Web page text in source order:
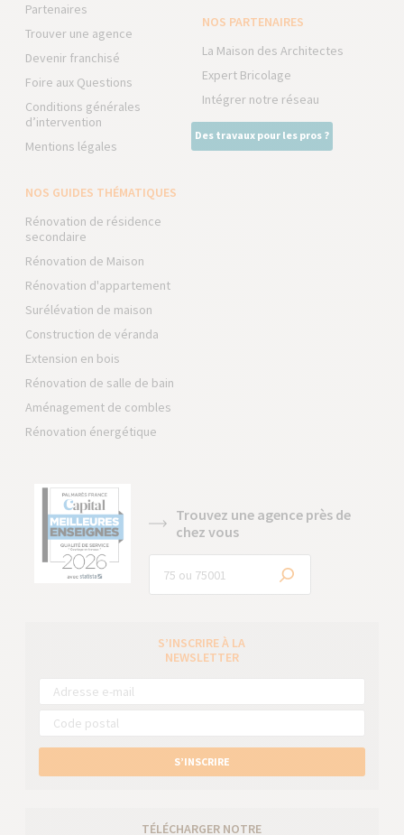
Partenaires
Trouver une agence
Devenir franchisé
Foire aux Questions
Conditions générales
d’intervention
Mentions légales
NOS PARTENAIRES
La Maison des Architectes
Expert Bricolage
Intégrer notre réseau
Des travaux pour les pros ?
NOS GUIDES THÉMATIQUES
Rénovation de résidence
secondaire
Rénovation de Maison
Rénovation d'appartement
Surélévation de maison
Construction de véranda
Extension en bois
Rénovation de salle de bain
Aménagement de combles
Rénovation énergétique
Trouvez une agence près de
chez vous
S’INSCRIRE À LA
NEWSLETTER
S’INSCRIRE
TÉLÉCHARGER NOTRE